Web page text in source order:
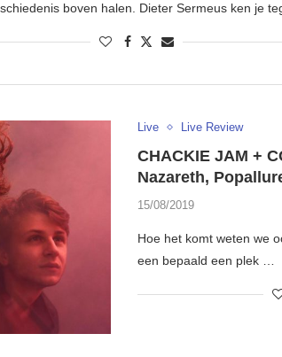
boven halen. Dieter Sermeus ken je
Live Live Review
CHACKIE JAM +
Nazareth,
15/08/2019
Hoe het komt weten we
een bepaald een plek …